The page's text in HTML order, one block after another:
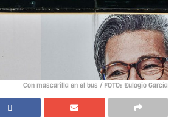
Con mascarilla en el bus / FOTO: Eulogio García